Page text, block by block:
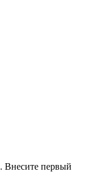
. Внесите первый